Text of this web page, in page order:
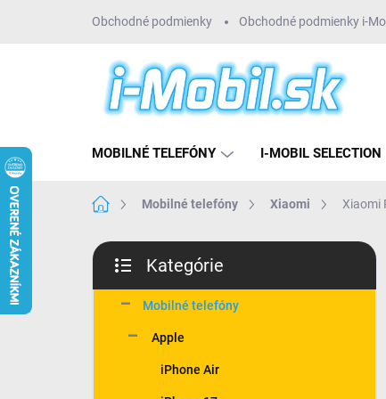
Obchodné podmienky Obchodné podmienky i-
MOBILNÉ TELEFÓNY I-MOBIL SELECTION
DomovMobilné telefóny Xiaomi Xiaomi
B
č
kategórie
Kategórie
Mobilné telefóny
Apple
iPhone Air